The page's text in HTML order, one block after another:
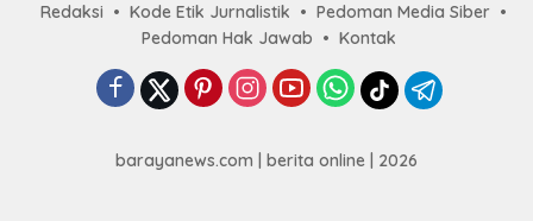
Redaksi Kode Etik Jurnalistik
Pedoman Media Siber
Pedoman Hak Jawab
Kontak
barayanews.com | berita online | 2026